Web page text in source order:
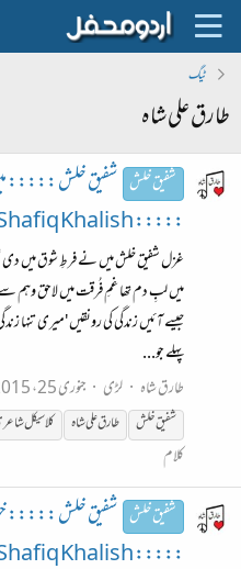
ٹیگ
طارق علی شاہ
شفیق خلش شفیق خلش ::::: میں
::::: Shafiq Khalish
غزل شفیق خلش میں نے فرطِ شوق میں دی
میں لبِ دم تھا غمِ فُرقت میں لاحق وہم
جیسے آئیں زندگی کی رونقیں 'میری تنہا
پہلے جو...
طارق شاہ
لڑی جنوری 25، 2015
شفیق خلش
طارقعلیشاہ کلاسیکل
کلام
شفیق خلش شفیق خلش :::::
::::: Shafiq Khalish